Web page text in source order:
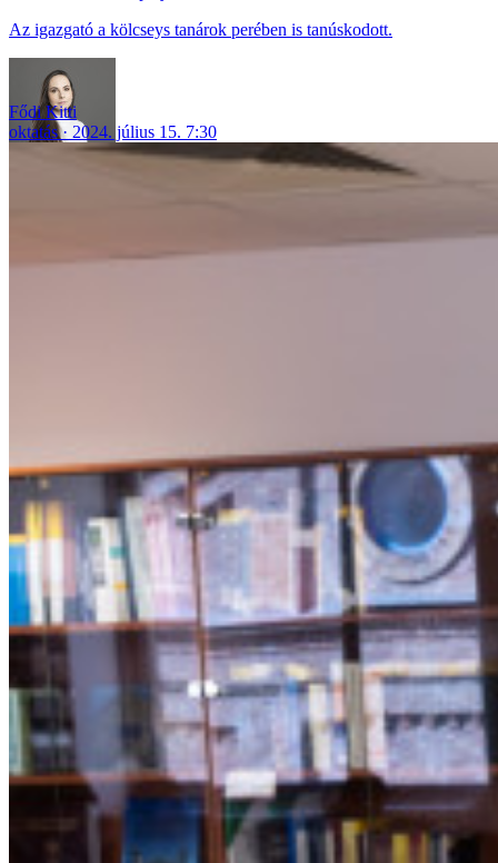
Az igazgató a kölcseys tanárok perében is tanúskodott.
Fődi Kitti
oktatás
2024. július 15. 7:30